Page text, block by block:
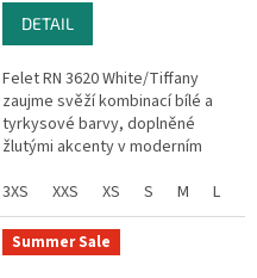
XL 3XL 4XL
DETAIL
Felet RN 3620 White/Tiffany
zaujme svěží kombinací bílé a
tyrkysové barvy, doplněné
žlutými akcenty v moderním
turnajové tričko, které
okamžitě...
3XS XXS XS S M L
Summer Sale